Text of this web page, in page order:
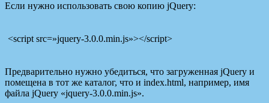
Если нужно использовать свою копию jQuery:
<script src=»jquery-3.0.0.min.js»></script>
Предварительно нужно убедиться, что загруженная jQuery и
помещена в тот же каталог, что и index.html, например, имя
файла jQuery «jquery-3.0.0.min.js».